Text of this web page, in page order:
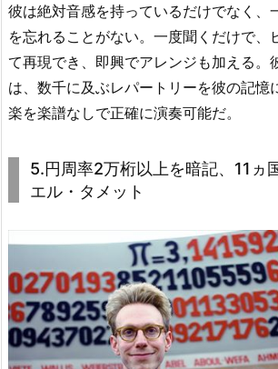
彼は絶対音感を持っているだけでなく、
を忘れることがない。一度聞くだけで、
て再現でき、即興でアレンジも加える。
は、数千に及ぶレパートリーを彼の記憶
楽を楽譜なしで正確に演奏可能だ。
5.円周率2万桁以上を暗記、11ヵ
エル・タメット